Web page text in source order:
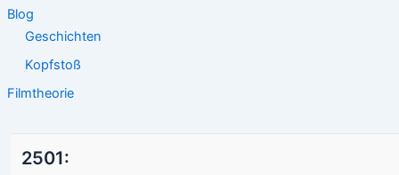
Blog
Geschichten
Kopfstoß
Filmtheorie
2501: